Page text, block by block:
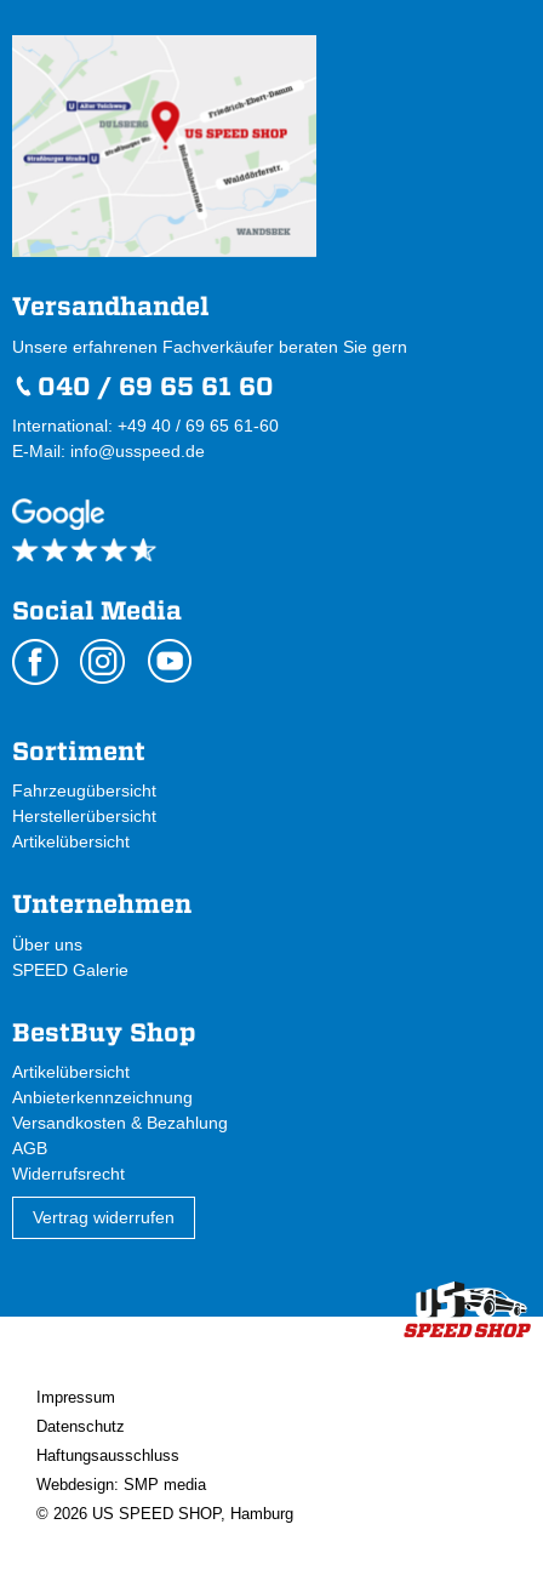
Versandhandel
Unsere erfahrenen Fachverkäufer beraten Sie gern
040 / 69 65 61 60
International: +49 40 / 69 65 61-60
E-Mail: info@usspeed.de
Social Media
Sortiment
Fahrzeugübersicht
Herstellerübersicht
Artikelübersicht
Unternehmen
Über uns
SPEED Galerie
BestBuy Shop
Artikelübersicht
Anbieterkennzeichnung
Versandkosten & Bezahlung
AGB
Widerrufsrecht
Vertrag widerrufen
Impressum
Datenschutz
Haftungsausschluss
Webdesign: SMP media
© 2026 US SPEED SHOP, Hamburg